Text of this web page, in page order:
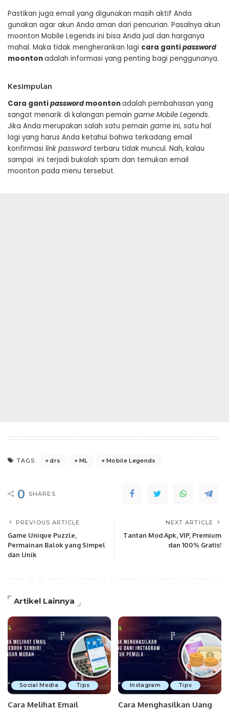
Pastikan juga email yang digunakan masih aktif Anda
gunakan agar akun Anda aman dari pencurian. Pasalnya akun
moonton Mobile Legends ini bisa Anda jual dan harganya
mahal. Maka tidak mengherankan lagi cara gantipassword
moontonadalah informasi yang penting bagi penggunanya.
Kesimpulan
Cara gantipasswordmoontonadalah pembahasan yang
sangat menarik di kalangan pemain game Mobile Legends.
Jika Anda merupakan salah satu pemain game ini, satu hal
lagi yang harus Anda ketahui bahwa terkadang email
konfirmasi link password terbaru tidak muncul. Nah, kalau
sampai ini terjadi bukalah spam dan temukan email
moonton pada menu tersebut.
TAGS: drs ML Mobile Legends
0 SHARES
PREVIOUS ARTICLE
Game Unique Puzzle,
Permainan Balok yang Simpel
dan Unik
NEXT ARTICLE
Tantan Mod Apk, VIP, Premium
dan 100% Gratis!
Artikel Lainnya
Social Media Tips
Cara Melihat Email
Instagram Tips
Cara Menghasilkan Uang